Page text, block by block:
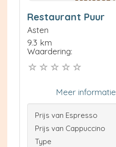
Restaurant Puur
Asten
9.3 km
Waardering:
Meer informatie
Prijs van Espresso
Prijs van Cappuccino
Type